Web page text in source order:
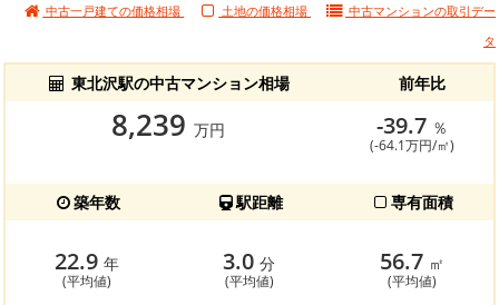
中古一戸建ての価格相場 土地の価格相場 中古マンションの取引デー
タ
東北沢駅の中古マンション相場 前年比
8,239 万円 -39.7 ％
(-64.1万円/㎡)
築年数 駅距離 専有面積
22.9 年
(平均値)
3.0分
(平均値)
56.7 ㎡
(平均値)